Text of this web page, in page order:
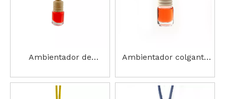
Ambientador de
el coche
Ambientador colgante